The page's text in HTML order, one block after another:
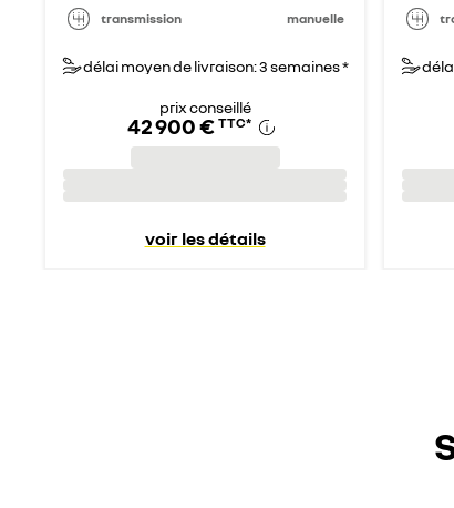
transmission manuelle
délai moyen de livraison: 3 semaines *
prix conseillé
42 900 € TTC*
voir les détails